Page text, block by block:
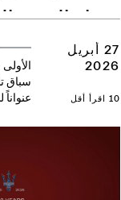
شعار الرمح
27 أبريل
2026
10 اقرأ أقل
سباق